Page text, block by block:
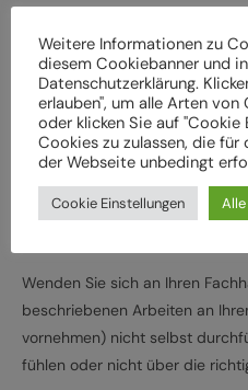
der weiteren Verwendung
überprüft werden
Lassen Sie das Fahrrad
Herstellervorgaben
überprüfen und warten, um
verschleißbedingt, zu
Halten Sie die
Wenden Sie sich an Ihren
beschriebenen Arbeiten an
vornehmen) nicht selbst
fühlen oder nicht über die
Weitere Informationen zu
diesem Cookiebanner und
Datenschutzerklärung.
erlauben", um alle Arten
oder klicken Sie auf "Cookie
Cookies zu zulassen, die
der Webseite unbedingt
Cookie Einstellungen